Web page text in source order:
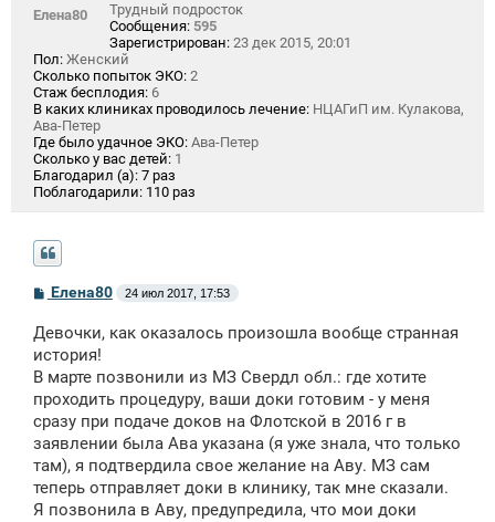
Елена80
Трудный подросток
Сообщения: 595
Зарегистрирован: 23 дек 2015, 20:01
Пол: Женский
Сколько попыток ЭКО: 2
Стаж бесплодия: 6
В каких клиниках проводилось лечение: НЦАГиП им. Кулакова,
Ава-Петер
Где было удачное ЭКО: Ава-Петер
Сколько у вас детей: 1
Благодарил (а): 7 раз
Поблагодарили: 110 раз
С
б
щ
н
и
Елена80 24 июл 2017, 17:53
Девочки, как оказалось произошла вообще странная
история!
В марте позвонили из МЗ Свердл обл.: где хотите
проходить процедуру, ваши доки готовим - у меня
сразу при подаче доков на Флотской в 2016 г в
заявлении была Ава указана (я уже знала, что только
там), я подтвердила свое желание на Аву. МЗ сам
теперь отправляет доки в клинику, так мне сказали.
Я позвонила в Аву, предупредила, что мои доки